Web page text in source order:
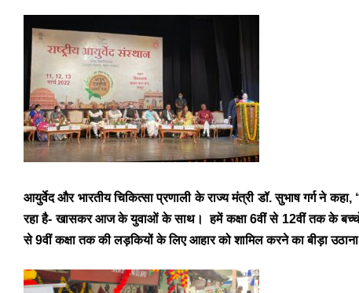
आयुर्वेद और भारतीय चिकित्सा प्रणाली के राज्य मंत्री डॉ. सुभाष गर्ग ने
रहा है- खासकर आज के युवाओं के साथ। हमें कक्षा 6वीं से 12वीं तक के
से 9वीं कक्षा तक की लड़कियों के लिए आहार को शामिल करने का बीड़ा